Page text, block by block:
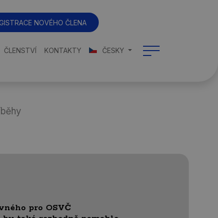
NOVÉHO ČLENA
ČLENSTVÍ KONTAKTY ČESKY
pro OSVČ